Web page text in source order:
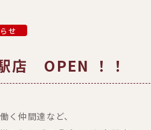
せ
店 OPEN ！！
く仲間達など、